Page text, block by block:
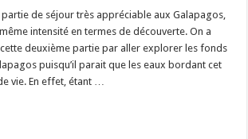
de séjour très appréciable aux Galapagos,
intensité en termes de découverte. On a
deuxième partie par aller explorer les fonds
puisqu’il parait que les eaux bordant cet
vie. En effet, étant …